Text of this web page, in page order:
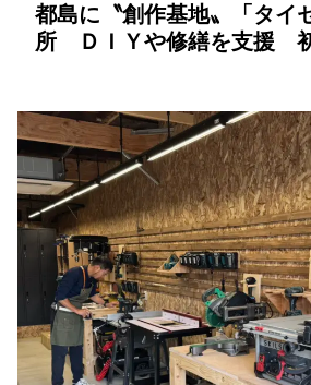
都島に〝創作基地〟「タイ
所 ＤＩＹや修繕を支援